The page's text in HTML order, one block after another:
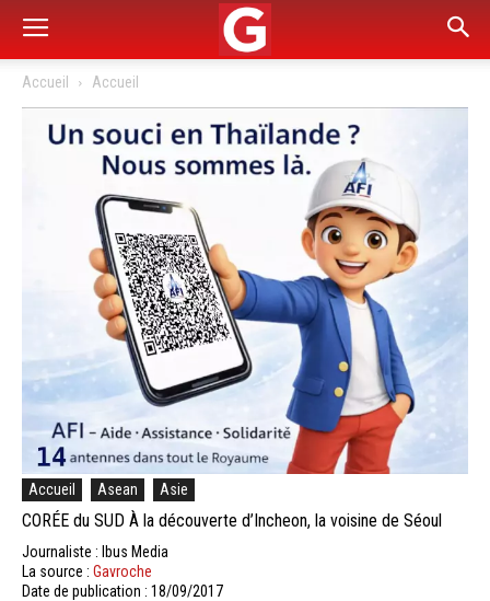
Accueil Accueil
Accueil Asean Asie
CORÉE du SUD À la découverte d’Incheon, la voisine de Séoul
Journaliste : Ibus Media
La source : Gavroche
Date de publication : 18/09/2017